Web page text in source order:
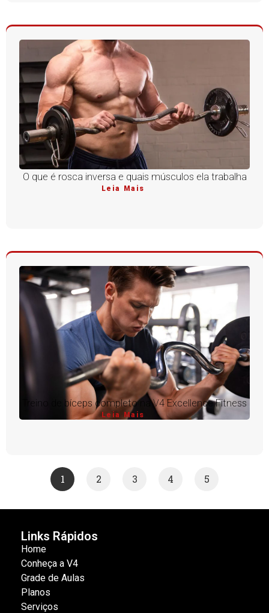
O que é rosca inversa e quais músculos ela trabalha
Leia Mais
Treino de bíceps completo na V4 Excellence Fitness
Leia Mais
1 2 3 4 5
Links Rápidos
Home
Conheça a V4
Grade de Aulas
Planos
Serviços